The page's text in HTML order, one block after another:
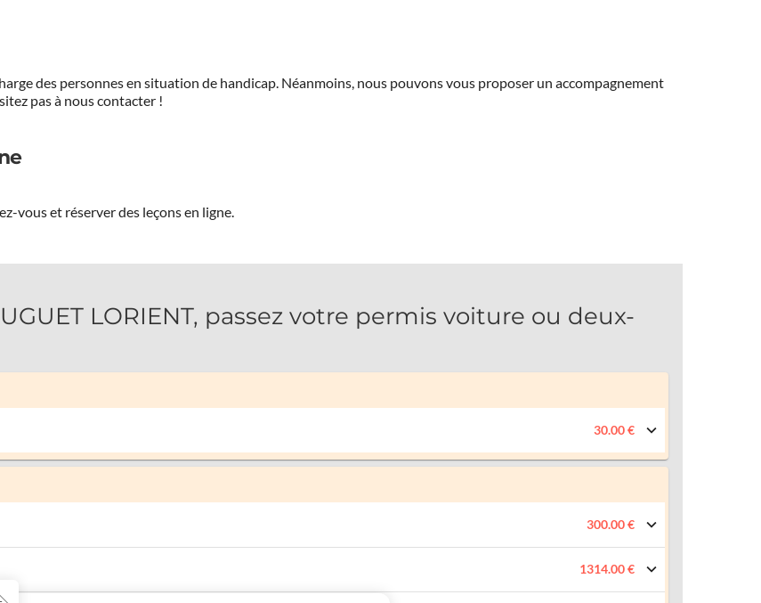
des personnes en situation de handicap. Néanmoins, nous pouvons vous proposer un accompagnement
pas à nous contacter !
vous et réserver des leçons en ligne.
LORIENT, passez votre permis voiture ou deux-
30.00 €
300.00 €
1314.00 €